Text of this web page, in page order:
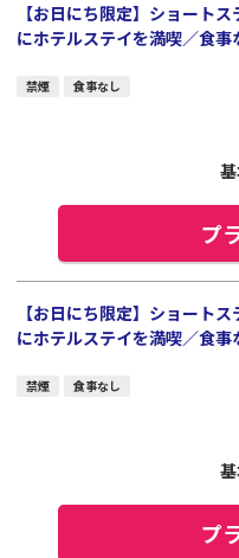
【お日にち限定】ショー
にホテルステイを満喫／食
禁煙 食事なし
プ
【お日にち限定】ショー
にホテルステイを満喫／食
禁煙 食事なし
プ